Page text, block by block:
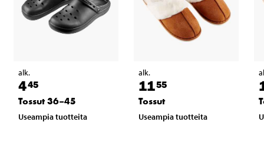
alk.
445
Tossut 36–45
Useampia tuotteita
alk.
1155
Tossut
Useampia tuotteita